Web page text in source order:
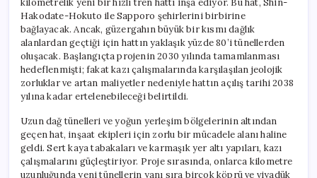
için
Hazırlık
için
Hakodate-Hokuto ile Sapporo şehirlerini birbirine
bağlayacak. Ancak, güzergahın büyük bir kısmı dağlık
alanlardan geçtiği için hattın yaklaşık yüzde 80’i tünellerden
oluşacak. Başlangıçta projenin 2030 yılında tamamlanması
hedeflenmişti; fakat kazı çalışmalarında karşılaşılan jeolojik
zorluklar ve artan maliyetler nedeniyle hattın açılış tarihi 2038
yılına kadar ertelenebileceği belirtildi.
Uzun dağ tünelleri ve yoğun yerleşim bölgelerinin altından
geçen hat, inşaat ekipleri için zorlu bir mücadele alanı haline
geldi. Sert kaya tabakaları ve karmaşık yer altı yapıları, kazı
çalışmalarını güçleştiriyor. Proje sırasında, onlarca kilometre
uzunluğunda yeni tünellerin yanı sıra birçok köprü ve viyadük